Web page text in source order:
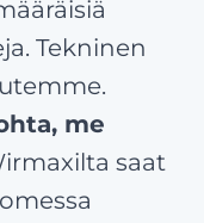
Tekninen
me
saat